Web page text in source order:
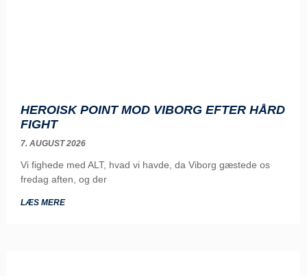
HEROISK POINT MOD VIBORG EFTER HÅRD
FIGHT
7. AUGUST 2026
Vi fighede med ALT, hvad vi havde, da Viborg gæstede os
fredag aften, og der
LÆS MERE